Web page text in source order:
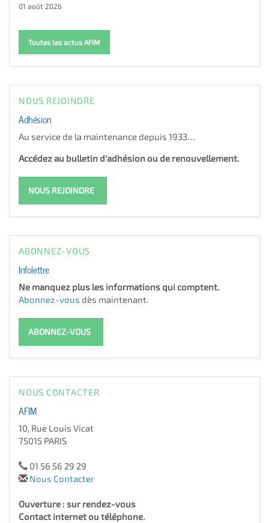
01 août 2026
Toutes les actus AFIM
NOUS REJOINDRE
Adhésion
Au service de la maintenance depuis 1933…
Accédez au bulletin d'adhésion ou de renouvellement.
NOUS REJOINDRE
ABONNEZ-VOUS
Infolettre
Ne manquez plus les informations qui comptent.
Abonnez-vous dès maintenant.
ABONNEZ-VOUS
NOUS CONTACTER
AFIM
10, Rue Louis Vicat
75015 PARIS
01 56 56 29 29
Nous Contacter
Ouverture : sur rendez-vous
Contact internet ou téléphone.